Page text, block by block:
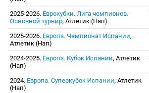
2025-2026. Еврокубки. Лига чемпионов.
Основной турнир, Атлетик (Нап)
2025-2026. Европа. Чемпионат Испании,
Атлетик (Нап)
2024-2025. Европа. Кубок Испании, Атлетик
(Нап)
2024. Европа. Суперкубок Испании, Атлетик
(Нап)